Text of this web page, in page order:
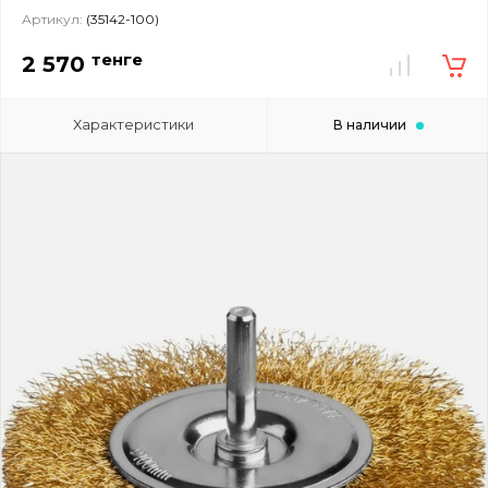
Артикул: (35142-100)
2 570 тенге
Характеристики В наличии